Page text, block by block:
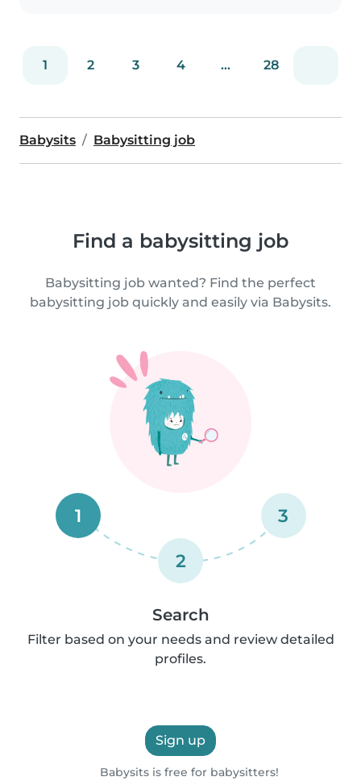
1 2 3 4 ... 28
Babysits Babysitting job
Find a babysitting job
Babysitting job wanted? Find the perfect
babysitting job quickly and easily via Babysits.
1
2
3
Search
Filter based on your needs and review detailed
profiles.
Sign up
Babysits is free for babysitters!